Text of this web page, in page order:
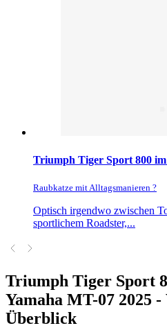
Triumph Tiger Sport 800 im
Raubkatze mit Alltagsmanieren ?
Optisch irgendwo zwischen
sportlichem Roadster,...
Triumph Tiger Sport
Yamaha MT-07 2025
Überblick